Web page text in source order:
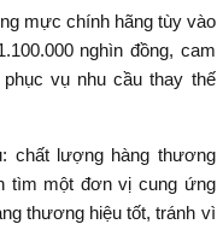
mực chính hãng tùy vào
nghìn đồng, cam
vụ nhu cầu thay thế
chất lượng hàng thương
tìm một đơn vị cung ứng
thương hiệu tốt, tránh vì